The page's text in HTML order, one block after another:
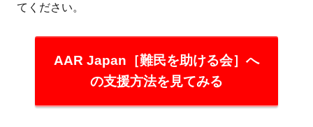
てください。
AAR Japan［難民を助ける会］へ
の支援方法を見てみる